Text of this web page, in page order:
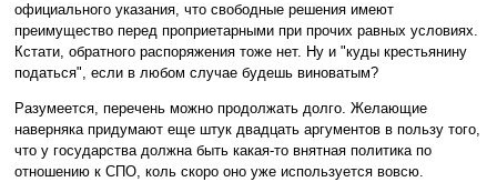
официального указания, что свободные решения имеют
преимущество перед проприетарными при прочих равных условиях.
Кстати, обратного распоряжения тоже нет. Ну и "куды крестьянину
податься", если в любом случае будешь виноватым?
Разумеется, перечень можно продолжать долго. Желающие
наверняка придумают еще штук двадцать аргументов в пользу того,
что у государства должна быть какая-то внятная политика по
отношению к СПО, коль скоро оно уже используется вовсю.